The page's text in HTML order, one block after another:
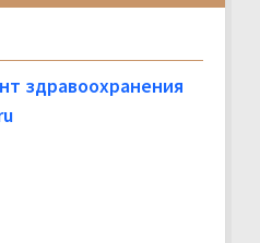
здравоохранения